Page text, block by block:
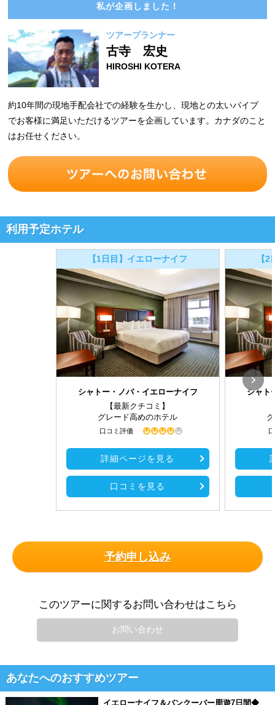
私が企画しました！
ツアープランナー
古寺 宏史
HIROSHI KOTERA
約10年間の現地手配会社での経験を生かし、現地との太いパイプ
でお客様に満足いただけるツアーを企画しています。カナダのこと
はお任せください。
利用予定ホテル
【1日目】イエローナイフ
シャトー・ノバ・イエローナイフ
【最新クチコミ】
グレード高めのホテル
口コミ評価
詳細ページを見る
口コミを見る
【
シャト
予約申し込み
このツアーに関するお問い合わせはこちら
お問い合わせ
あなたへのおすすめツアー
イエローナイフ＆バンクーバー周遊7日間◆